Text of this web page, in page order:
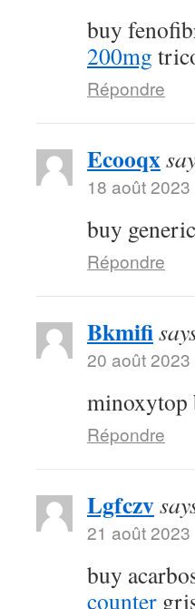
buy
200mg
Répondre
Ecooqx
18 août
buy
Répondre
Bkmifi
20 août
minoxytop
Répondre
Lgfczv
21 août
buy
counter